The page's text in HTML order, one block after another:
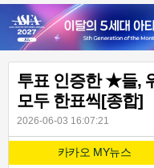
투표 인증한 ★들,
모두 한표씩[종합]
2026-06-03 16:07:21
카카오 MY뉴스